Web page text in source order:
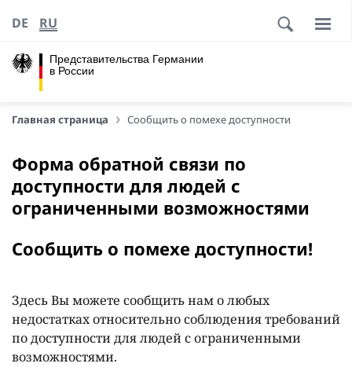
Представительства Германии
в России
DE RU
Главная страница Сообщить о помехе доступности
Форма обратной связи по
доступности для людей с
ограниченными возможностями
Сообщить о помехе доступности!
Здесь Вы можете сообщить нам о любых
недостатках относительно соблюдения требований
по доступности для людей с ограниченными
возможностями.